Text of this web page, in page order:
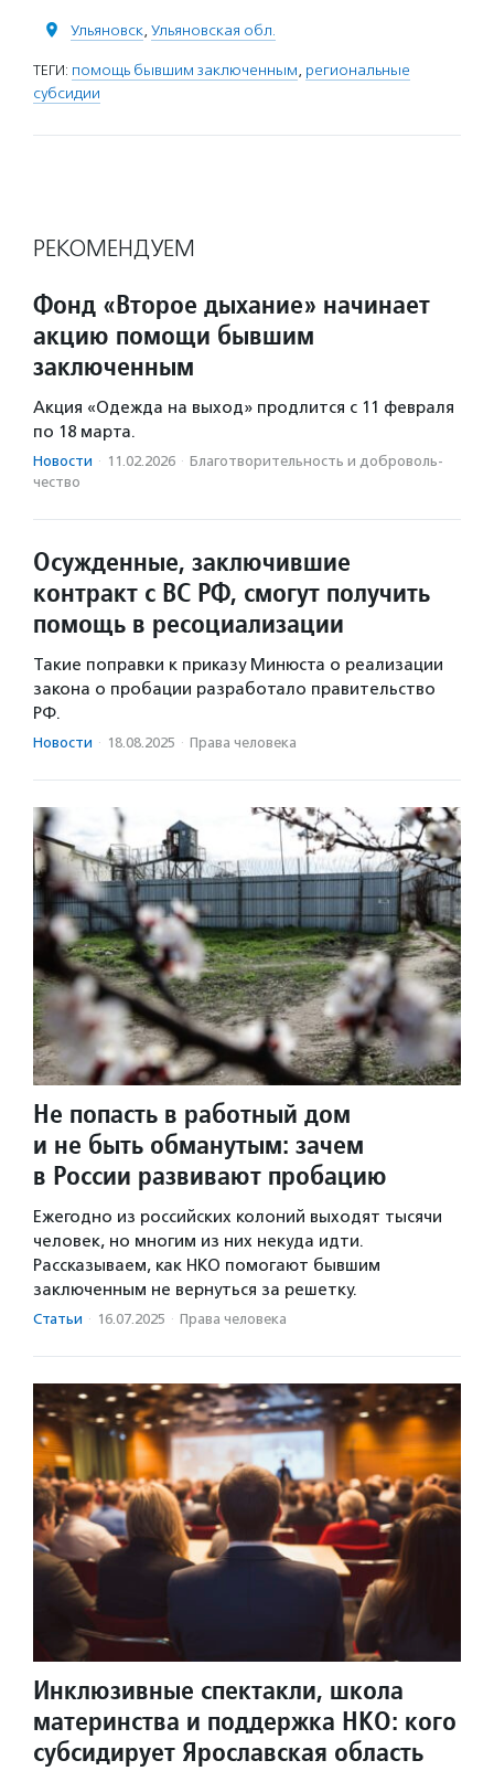
Ульяновск, Ульяновская обл.
ТЕГИ: помощь бывшим заключенным, региональные
субсидии
РЕКОМЕНДУЕМ
Фонд «Второе дыхание» начинает
акцию помощи бывшим
заключенным
Акция «Одежда на выход» продлится с 11 февраля
по 18 марта.
Новости · 11.02.2026 · Благотвори­тель­ность и доброволь­
чест­во
Осужденные, заключившие
контракт с ВС РФ, смогут получить
помощь в ресоциализации
Такие поправки к приказу Минюста о реализации
закона о пробации разработало правительство
РФ.
Новости · 18.08.2025 · Права человека
Не попасть в работный дом
и не быть обманутым: зачем
в России развивают пробацию
Ежегодно из российских колоний выходят тысячи
человек, но многим из них некуда идти.
Рассказываем, как НКО помогают бывшим
заключенным не вернуться за решетку.
Статьи · 16.07.2025 · Права человека
Инклюзивные спектакли, школа
материнства и поддержка НКО: кого
субсидирует Ярославская область